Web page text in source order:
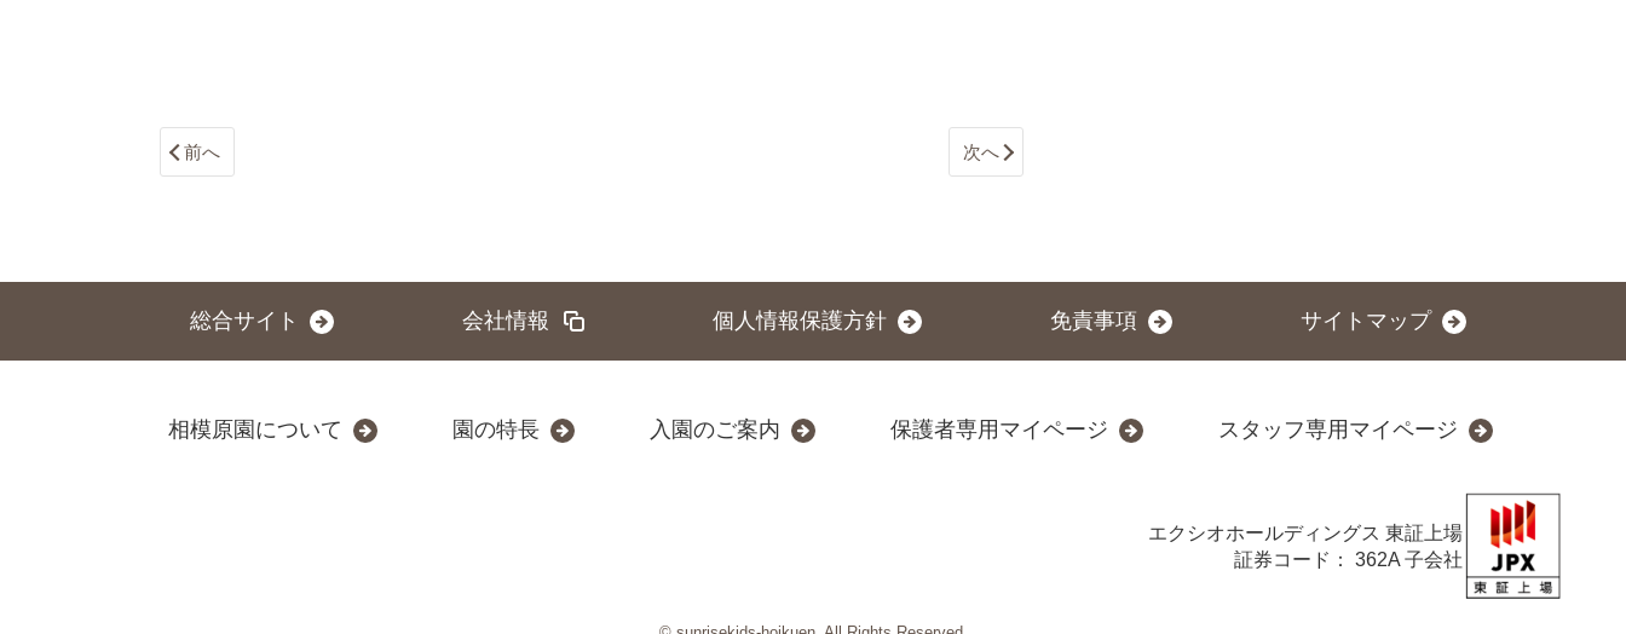
前へ 次へ
総合サイト 会社情報 個人情報保護方針 免責事項 サイトマップ
相模原園について 園の特長 入園のご案内 保護者専用マイページ スタッフ専用マイページ
エクシオホールディングス 東証上場
証券コード： 362A 子会社